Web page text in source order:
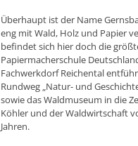
Überhaupt ist der Name
eng mit Wald, Holz und Papier
befindet sich hier doch die
Papiermacherschule
Fachwerkdorf Reichental
Rundweg „Natur- und
sowie das Waldmuseum in die
Köhler und der Waldwirtschaft
Jahren.